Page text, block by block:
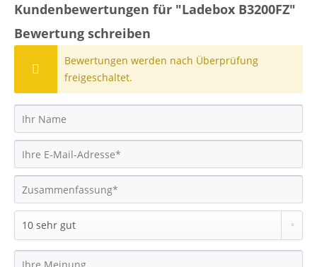
Kundenbewertungen für "Ladebox B3200FZ"
Bewertung schreiben
Bewertungen werden nach Überprüfung
freigeschaltet.